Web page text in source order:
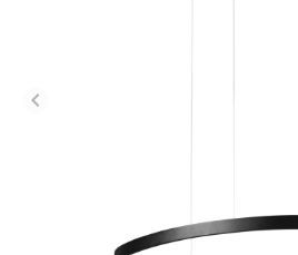
Precedente
keyboard_arrow_left